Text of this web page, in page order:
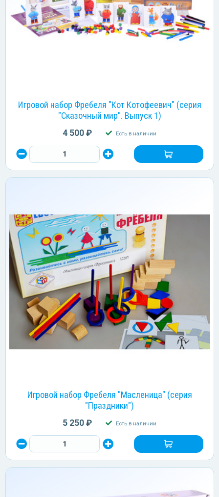
Игровой набор Фребеля "Кот Котофеевич" (серия
"Сказочный мир". Выпуск 1)
4 500 ₽ Есть в наличии
Игровой набор Фребеля "Масленица" (серия
"Праздники")
5 250 ₽ Есть в наличии